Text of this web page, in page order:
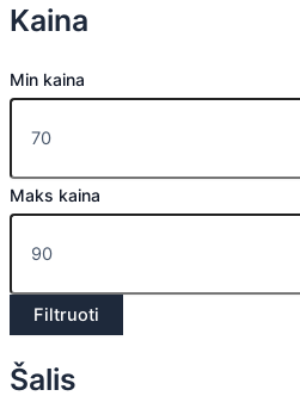
Kaina
Min kaina
Maks kaina
Filtruoti
Šalis